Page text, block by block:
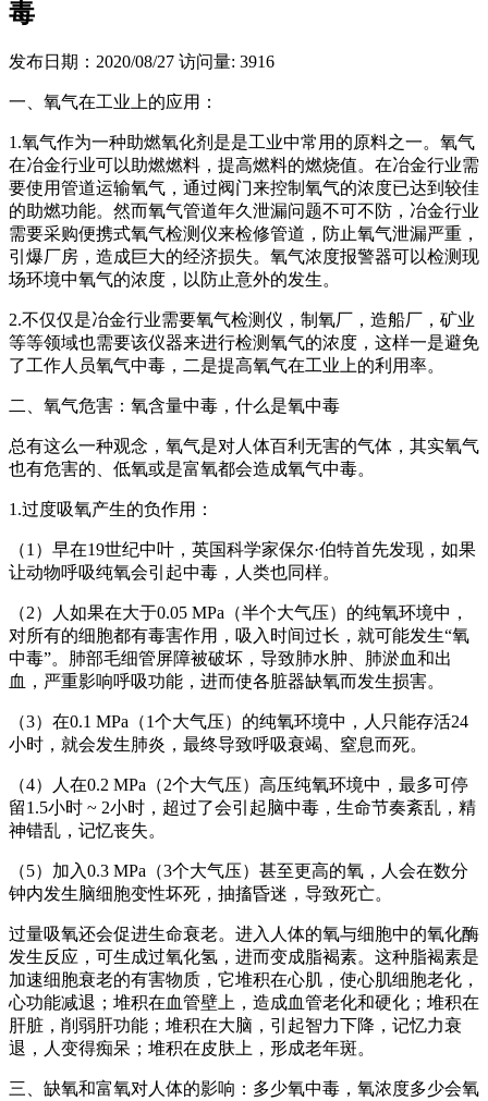
毒
发布日期：2020/08/27 访问量: 3916
一、氧气在工业上的应用：
1.氧气作为一种助燃氧化剂是是工业中常用的原料之一。氧气
在冶金行业可以助燃燃料，提高燃料的燃烧值。在冶金行业需
要使用管道运输氧气，通过阀门来控制氧气的浓度已达到较佳
的助燃功能。然而氧气管道年久泄漏问题不可不防，冶金行业
需要采购便携式氧气检测仪来检修管道，防止氧气泄漏严重，
引爆厂房，造成巨大的经济损失。氧气浓度报警器可以检测现
场环境中氧气的浓度，以防止意外的发生。
2.不仅仅是冶金行业需要氧气检测仪，制氧厂，造船厂，矿业
等等领域也需要该仪器来进行检测氧气的浓度，这样一是避免
了工作人员氧气中毒，二是提高氧气在工业上的利用率。
二、氧气危害：氧含量中毒，什么是氧中毒
总有这么一种观念，氧气是对人体百利无害的气体，其实氧气
也有危害的、低氧或是富氧都会造成氧气中毒。
1.过度吸氧产生的负作用：
（1）早在19世纪中叶，英国科学家保尔·伯特首先发现，如果
让动物呼吸纯氧会引起中毒，人类也同样。
（2）人如果在大于0.05 MPa（半个大气压）的纯氧环境中，
对所有的细胞都有毒害作用，吸入时间过长，就可能发生“氧
中毒”。肺部毛细管屏障被破坏，导致肺水肿、肺淤血和出
血，严重影响呼吸功能，进而使各脏器缺氧而发生损害。
（3）在0.1 MPa（1个大气压）的纯氧环境中，人只能存活24
小时，就会发生肺炎，最终导致呼吸衰竭、窒息而死。
（4）人在0.2 MPa（2个大气压）高压纯氧环境中，最多可停
留1.5小时 ~ 2小时，超过了会引起脑中毒，生命节奏紊乱，精
神错乱，记忆丧失。
（5）加入0.3 MPa（3个大气压）甚至更高的氧，人会在数分
钟内发生脑细胞变性坏死，抽搐昏迷，导致死亡。
过量吸氧还会促进生命衰老。进入人体的氧与细胞中的氧化酶
发生反应，可生成过氧化氢，进而变成脂褐素。这种脂褐素是
加速细胞衰老的有害物质，它堆积在心肌，使心肌细胞老化，
心功能减退；堆积在血管壁上，造成血管老化和硬化；堆积在
肝脏，削弱肝功能；堆积在大脑，引起智力下降，记忆力衰
退，人变得痴呆；堆积在皮肤上，形成老年斑。
三、缺氧和富氧对人体的影响：多少氧中毒，氧浓度多少会氧